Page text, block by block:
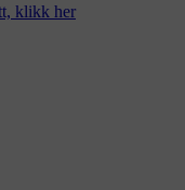
klikk her